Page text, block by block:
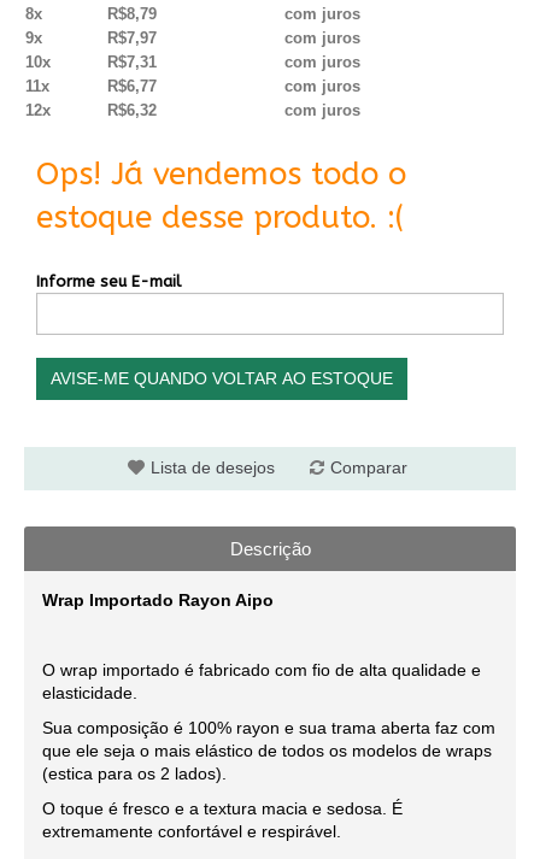
8x
R$8,79
com juros
9x
R$7,97
com juros
10x
R$7,31
com juros
11x
R$6,77
com juros
12x
R$6,32 com juros
Ops! Já vendemos todo o
estoque desse produto. :(
Informe seu E-mail
AVISE-ME QUANDO VOLTAR AO ESTOQUE
Lista de desejos Comparar
Descrição
Wrap Importado Rayon Aipo
O wrap importado é fabricado com fio de alta qualidade e
elasticidade.
Sua composição é 100% rayon e sua trama aberta faz com
que ele seja o mais elástico de todos os modelos de wraps
(estica para os 2 lados).
O toque é fresco e a textura macia e sedosa. É
extremamente confortável e respirável.